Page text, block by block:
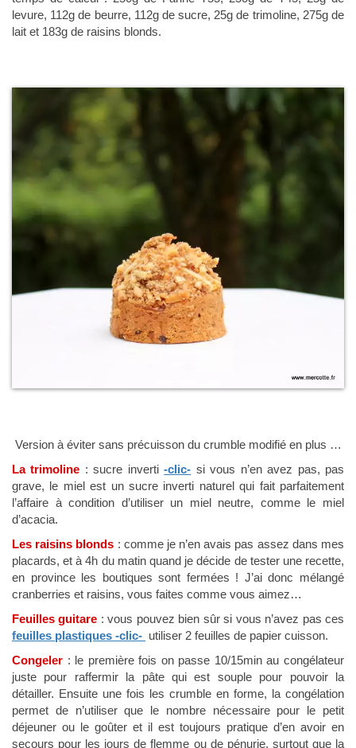
levure, 112g de beurre, 112g de sucre, 25g de trimoline, 275g de
lait et 183g de raisins blonds.
Version à éviter sans précuisson du crumble modifié en plus …
La trimoline : sucre inverti-clic- si vous n’en avez pas, pas
grave, le miel est un sucre inverti naturel qui fait parfaitement
l’affaire à condition d’utiliser un miel neutre, comme le miel
d’acacia.
Les raisins blonds : comme je n’en avais pas assez dans mes
placards, et à 4h du matin quand je décide de tester une recette,
en province les boutiques sont fermées ! J’ai donc mélangé
cranberries et raisins, vous faites comme vous aimez…
Feuilles guitare : vous pouvez bien sûr si vous n’avez pas ces
feuilles plastiques -clic- utiliser 2 feuilles de papier cuisson.
Congeler : le première fois on passe 10/15min au congélateur
juste pour raffermir la pâte qui est souple pour pouvoir la
détailler. Ensuite une fois les crumble en forme, la congélation
permet de n’utiliser que le nombre nécessaire pour le petit
déjeuner ou le goûter et il est toujours pratique d’en avoir en
secours pour les jours de flemme ou de pénurie, surtout que la